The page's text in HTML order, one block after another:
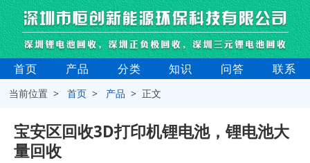
首页 产品 分类 知识 问答 联系
当前位置 >首页 > 产品 > 正文
宝安区回收3D打印机锂电池，锂电池大
量回收